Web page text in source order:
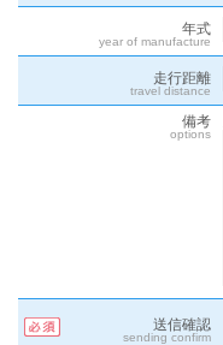
年式
year of manufacture
走行距離
travel distance
備考
options
送信確認
sending confirm